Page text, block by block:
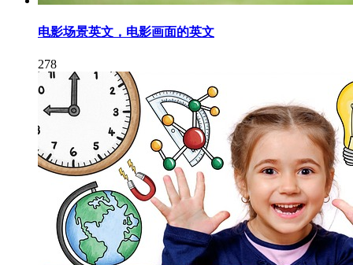
电影场景英文，电影画面的英文
278